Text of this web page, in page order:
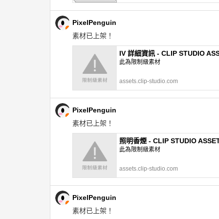
PixelPenguin
素材已上架！
IV 詳細資訊 - CLIP STUDIO
此為限制級素材
assets.clip-studio.com
PixelPenguin
素材已上架！
照明香煙 - CLIP STUDIO
此為限制級素材
assets.clip-studio.com
PixelPenguin
素材已上架！